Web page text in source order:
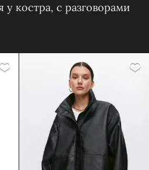
костра, с разговорами